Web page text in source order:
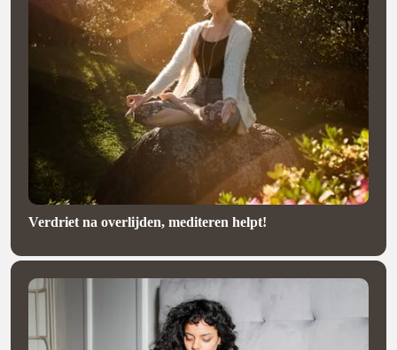
Verdriet na overlijden, mediteren helpt!